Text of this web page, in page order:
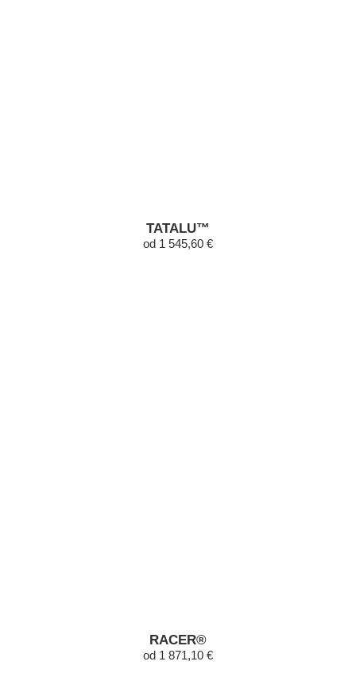
TATALU™
od 1 545,60 €
RACER®
od 1 871,10 €